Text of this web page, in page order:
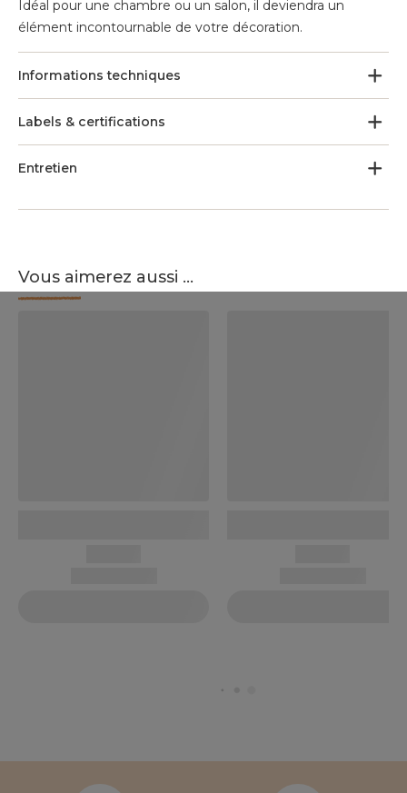
Idéal pour une chambre ou un salon, il deviendra un
élément incontournable de votre décoration.
Informations techniques
Labels & certifications
Entretien
Vous aimerez aussi ...